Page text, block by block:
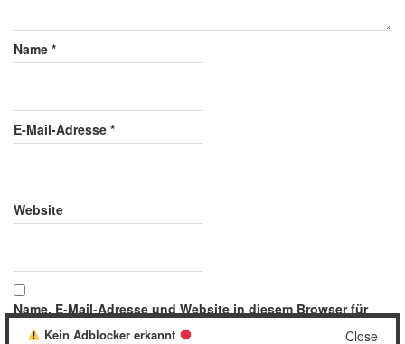
Name *
E-Mail-Adresse *
Website
Name, E-Mail-Adresse und Website in diesem Browser für
meinen nächsten Kommentar speichern.
Close
Kein Adblocker erkannt